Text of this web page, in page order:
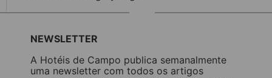
NEWSLETTER
A Hotéis de Campo publica semanalmente
uma newsletter com todos os artigos